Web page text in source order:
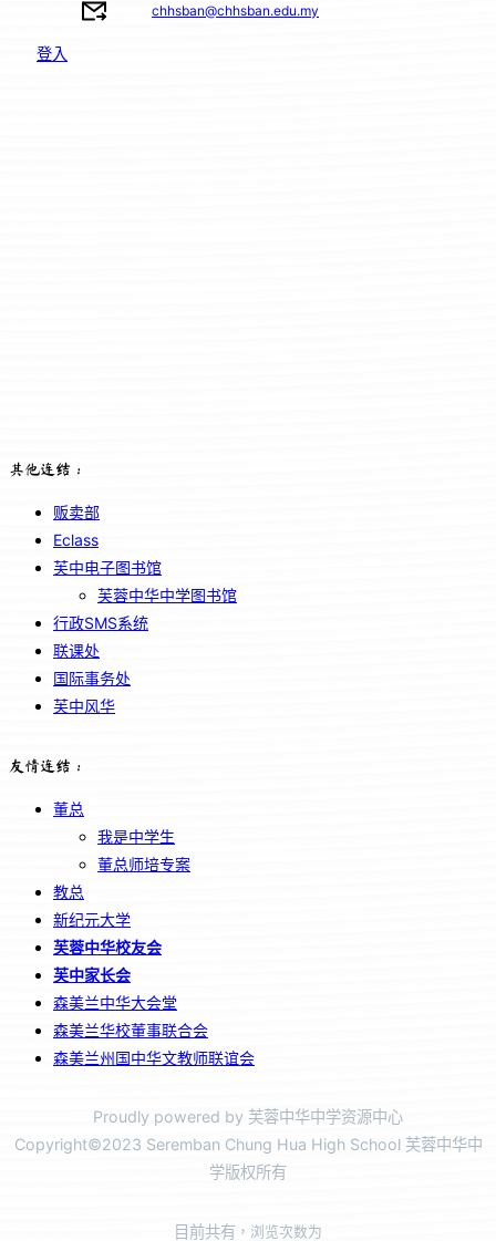
chhsban@chhsban.edu.my
登入
其他连结：
贩卖部
Eclass
芙中电子图书馆
芙蓉中华中学图书馆
行政SMS系统
联课处
国际事务处
芙中风华
友情连结：
董总
我是中学生
董总师培专案
教总
新纪元大学
芙蓉中华校友会
芙中家长会
森美兰中华大会堂
森美兰华校董事联合会
森美兰州国中华文教师联谊会
Proudly powered by 芙蓉中华中学资源中心
Copyright©2023 Seremban Chung Hua High School 芙蓉中华中
学版权所有
目前共有 ，浏览次数为